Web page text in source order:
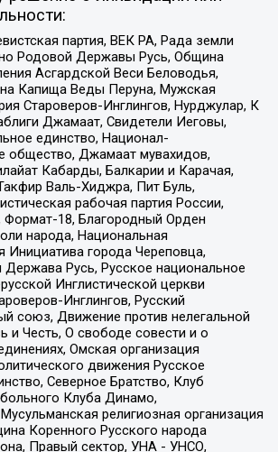
партия, ВЕК РА, Рада земли
Родовой Державы Русь, Община
Асгардской Веси Беловодья,
Капища Веды Перуна, Мужская
Староверов-Инглингов, Нурджулар, К
Джамаат, Свидетели Иеговы,
единство, Национал-
общество, Джамаат мувахидов,
Кабарды, Балкарии и Карачая,
Валь-Хиджра, Пит Буль,
рабочая партия России,
Формат-18, Благородный Орден
народа, Национальная
Инициатива города Череповца,
Русь, Русское национальное
Инглистической церкви
Инглингов, Русский
союз, Движение против нелегальной
и Честь, О свободе совести и о
Омская организация
движения Русское
Северное Братство, Клуб
Клуба Динамо,
религиозная организация
Коренного Русского народа
Правый сектор, УНА - УНСО,